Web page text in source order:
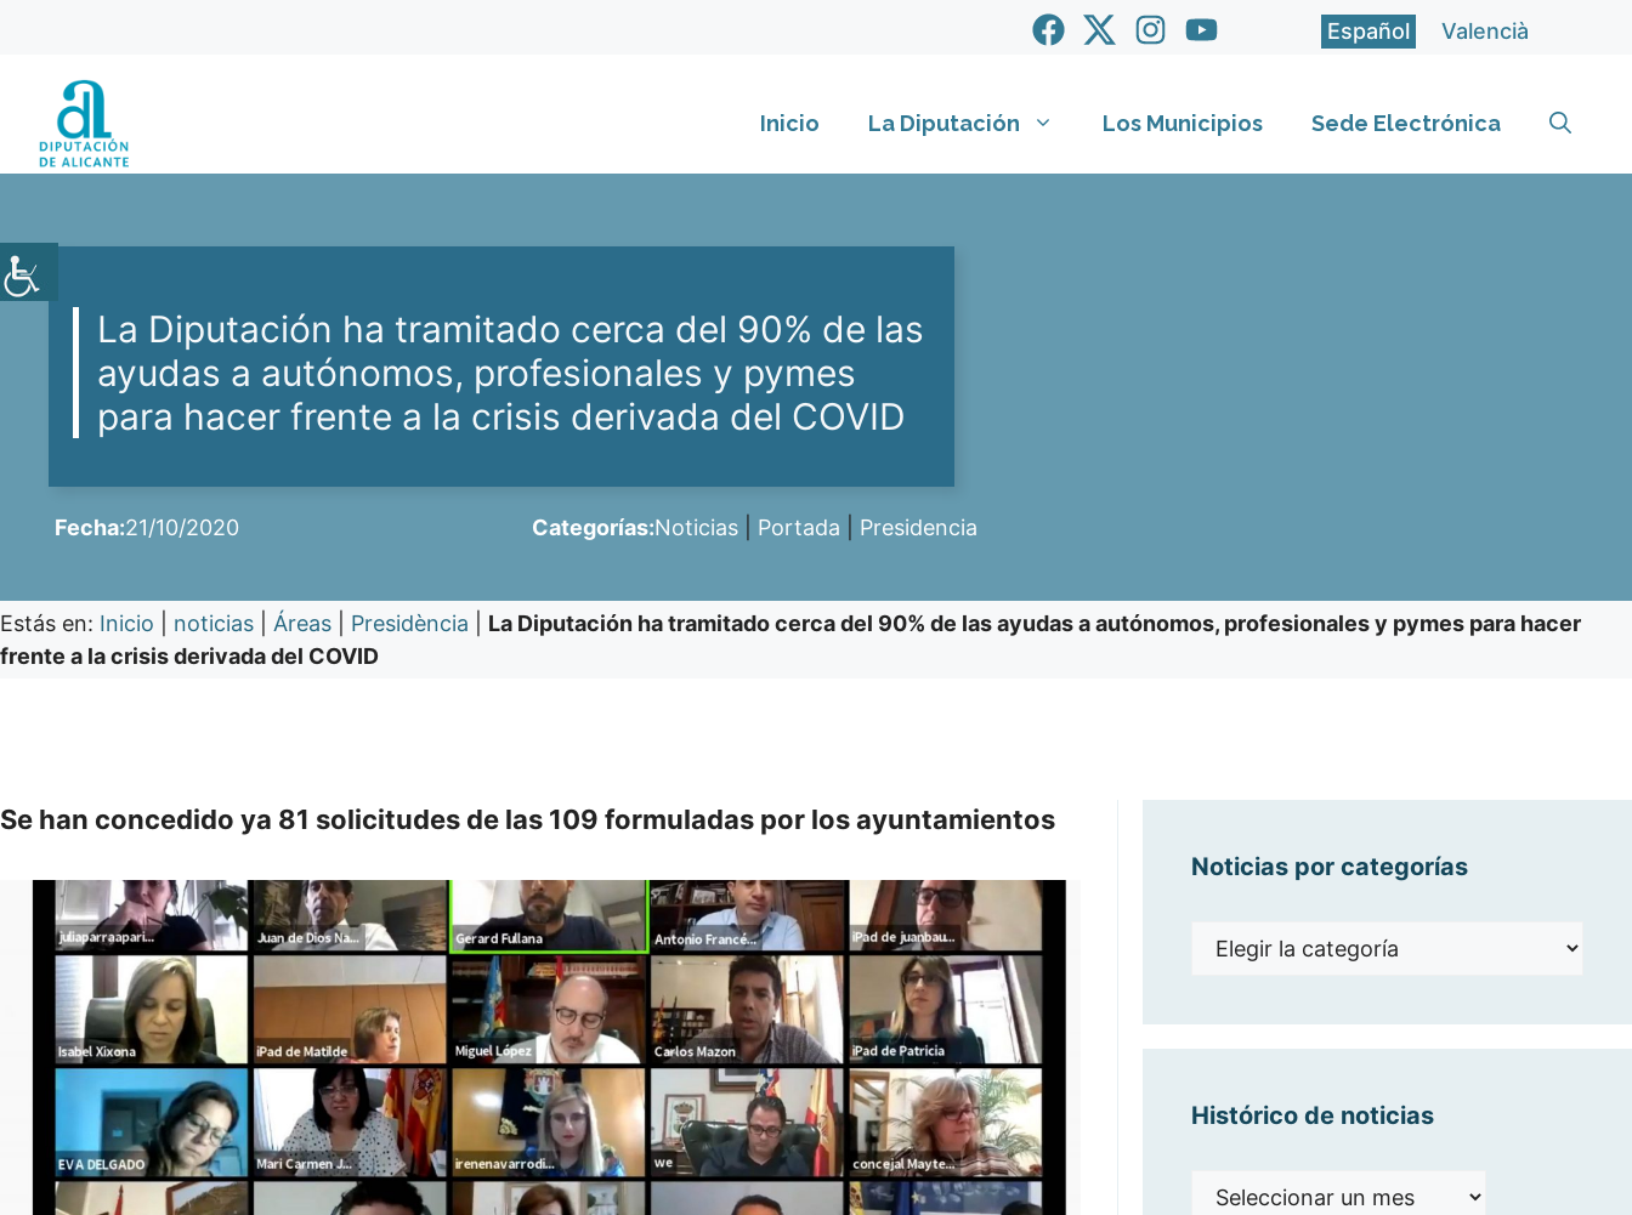
contenido
Español Valencià
Inicio La Diputación Los Municipios Sede Electrónica
La Diputación ha tramitado cerca del 90% de las
ayudas a autónomos, profesionales y pymes
para hacer frente a la crisis derivada del COVID
Fecha:21/10/2020 Categorías:Noticias Portada Presidencia
Estás en: Inicio noticias Áreas Presidència
La Diputación ha tramitado cerca del 90% de las ayudas a autónomos, profesionales y pymes para hacer
frente a la crisis derivada del COVID
Se han concedido ya 81 solicitudes de las 109 formuladas por los ayuntamientos
Noticias por categorías
Noticias
Histórico de noticias
Histórico